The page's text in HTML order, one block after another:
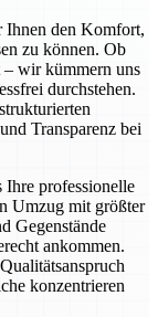
Ihnen den Komfort,
zu können. Ob
– wir kümmern uns
durchstehen.
Transparenz bei
Ihre professionelle
Umzug mit größter
Gegenstände
ankommen.
konzentrieren